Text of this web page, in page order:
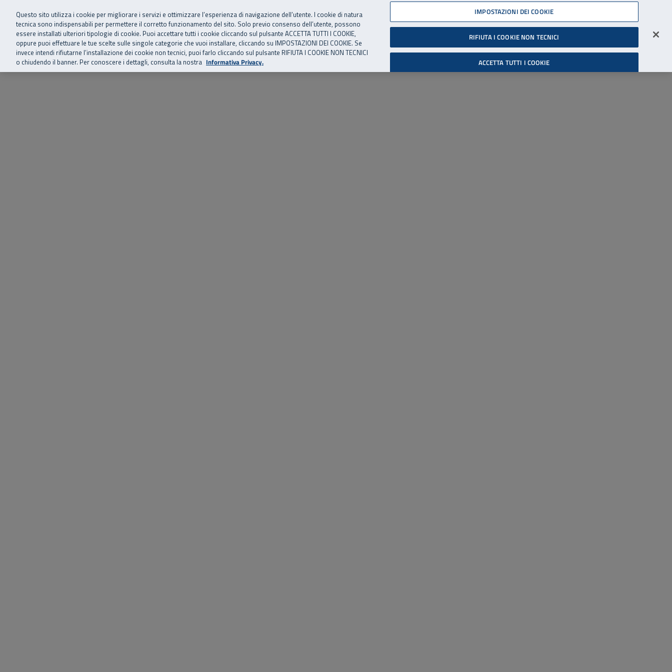
Vai al menu principale
Vai al contenuto principale
Vai al Footer 06 45539607
SuperAbile - il Contact Center Inail per il mondo della disabilità
Home Chi siamo Storie, news ed eventi Risorse utili Supporto Accessibilità
Cerca
Accedi all'area riservata
Questo sito utilizza i cookie per migliorare i servizi e ottimizzare l’esperienza di navigazione dell’utente. I cookie di natura
tecnica sono indispensabili per permettere il corretto funzionamento del sito. Solo previo consenso dell’utente, possono
essere installati ulteriori tipologie di cookie. Puoi accettare tutti i cookie cliccando sul pulsante ACCETTA TUTTI I COOKIE,
oppure puoi effettuare le tue scelte sulle singole categorie che vuoi installare, cliccando su IMPOSTAZIONI DEI COOKIE. Se
invece intendi rifiutarne l’installazione dei cookie non tecnici, puoi farlo cliccando sul pulsante RIFIUTA I COOKIE NON TECNICI
o chiudendo il banner. Per conoscere i dettagli, consulta la nostra Informativa Privacy.
IMPOSTAZIONI DEI COOKIE
RIFIUTA I COOKIE NON TECNICI
ACCETTA TUTTI I COOKIE